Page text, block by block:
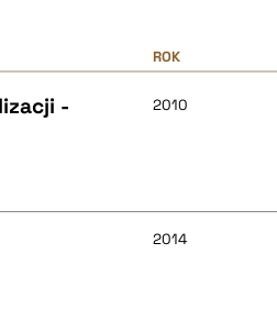
ROK
-
2010
2014